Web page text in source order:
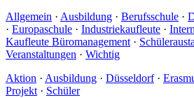
Allgemein · Ausbildung · Berufsschule ·
· Europaschule · Industriekaufleute ·
Kaufleute Büromanagement ·
Veranstaltungen · Wichtig
Aktion · Ausbildung · Düsseldorf·
Projekt · Schüler